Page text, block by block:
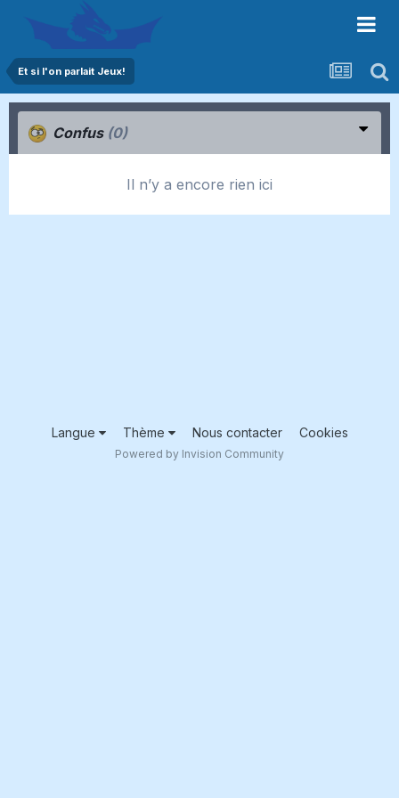
Et si l'on parlait Jeux!
Confus (0)
Il n’y a encore rien ici
Langue Thème Nous contacter Cookies
Powered by Invision Community